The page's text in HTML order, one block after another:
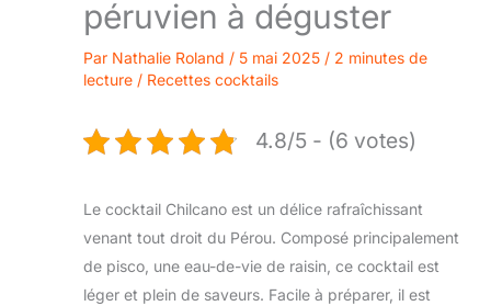
péruvien à déguster
Par Nathalie Roland / 5 mai 2025 / 2 minutes de
lecture / Recettes cocktails
4.8/5 - (6 votes)
Le cocktail Chilcano est un délice rafraîchissant
venant tout droit du Pérou. Composé principalement
de pisco, une eau-de-vie de raisin, ce cocktail est
léger et plein de saveurs. Facile à préparer, il est